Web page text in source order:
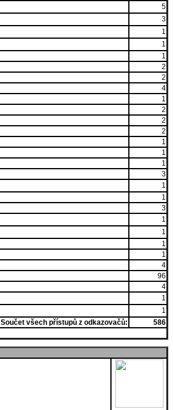
5
3
1
1
1
2
2
4
1
2
2
2
1
1
1
3
1
1
3
1
1
1
1
4
96
4
1
1
Součet všech přístupů z odkazovačů:
586